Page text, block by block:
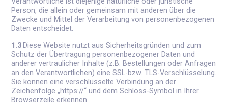
Person, die allein oder gemeinsam mit anderen über die
Zwecke und Mittel der Verarbeitung von personenbezogenen
Daten entscheidet.
1.3Diese Website nutzt aus Sicherheitsgründen und zum
Schutz der Übertragung personenbezogener Daten und
anderer vertraulicher Inhalte (z.B. Bestellungen oder Anfragen
an den Verantwortlichen) eine SSL-bzw. TLS-Verschlüsselung.
Sie können eine verschlüsselte Verbindung an der
Zeichenfolge „https://“ und dem Schloss-Symbol in Ihrer
Browserzeile erkennen.